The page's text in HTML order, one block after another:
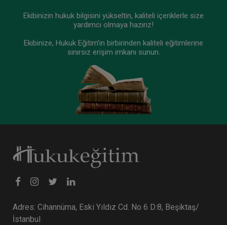
Tüketici Hukuku Enstitüsü
Fütürist Hukuk - IV. Medeni Hukuk Kongresi - XI.
360 TL
Ekibinizin hukuk bilgisini yükseltin, kaliteli içeriklerle size
yardımcı olmaya hazırız!
Ekibinize, Hukuk Eğitim’in birbirinden kaliteli eğitimlerine
sınırsız erişim imkanı sunun.
Adres: Cihannüma, Eski Yıldız Cd. No 6 D:8, Beşiktaş/
İstanbul